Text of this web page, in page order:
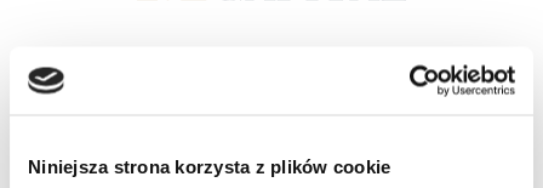
Niniejsza strona korzysta z plików cookie